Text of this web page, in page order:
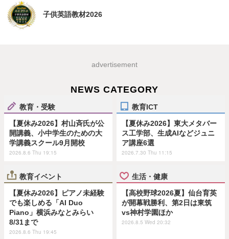
子供英語教材2026
advertisement
NEWS CATEGORY
教育・受験
【夏休み2026】村山斉氏が公
開講義、小中学生のための大
学講義スクール9月開校
2026.8.6 Thu 19:15
教育ICT
【夏休み2026】東大メタバー
ス工学部、生成AIなどジュニ
ア講座6選
2026.7.30 Thu 11:15
教育イベント
【夏休み2026】ピアノ未経験
でも楽しめる「AI Duo
Piano」横浜みなとみらい
8/31まで
2026.8.6 Thu 19:45
生活・健康
【高校野球2026夏】仙台育英
が開幕戦勝利、第2日は東筑
vs神村学園ほか
2026.8.5 Wed 20:32